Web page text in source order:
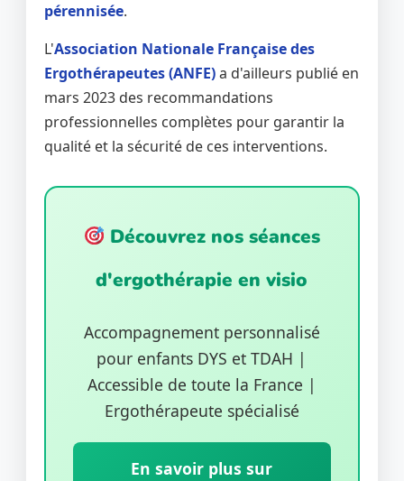
pérennisée.
L'Association Nationale Française des
Ergothérapeutes (ANFE)a d'ailleurs publié en
mars 2023 des recommandations
professionnelles complètes pour garantir la
qualité et la sécurité de ces interventions.
Découvrez nos séances
d'ergothérapie en visio
Accompagnement personnalisé
pour enfants DYS et TDAH |
Accessible de toute la France |
Ergothérapeute spécialisé
En savoir plus sur